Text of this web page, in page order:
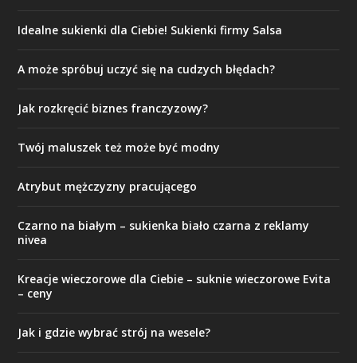
Idealne sukienki dla Ciebie! Sukienki firmy Salsa
A może spróbuj uczyć się na cudzych błędach?
Jak rozkręcić biznes franczyzowy?
Twój maluszek też może być modny
Atrybut mężczyzny pracującego
Czarno na białym – sukienka biało czarna z reklamy
nivea
Kreacje wieczorowe dla Ciebie – suknie wieczorowe Evita
– ceny
Jak i gdzie wybrać strój na wesele?